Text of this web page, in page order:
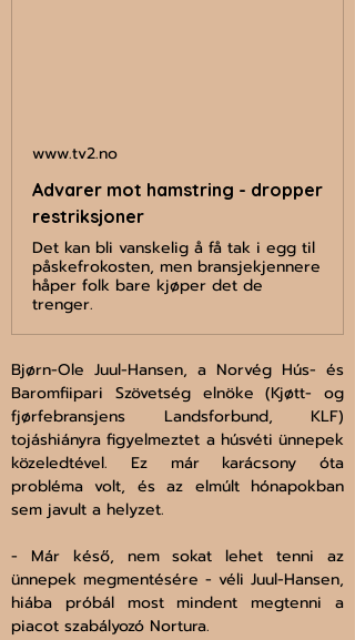
www.tv2.no
Advarer mot hamstring - dropper
restriksjoner
Det kan bli vanskelig å få tak i egg til
påskefrokosten, men bransjekjennere
håper folk bare kjøper det de
trenger.
Bjørn-Ole Juul-Hansen, a Norvég Hús- és
Baromfiipari Szövetség elnöke (Kjøtt- og
fjørfebransjens Landsforbund, KLF)
tojáshiányra figyelmeztet a húsvéti ünnepek
közeledtével. Ez már karácsony óta
probléma volt, és az elmúlt hónapokban
sem javult a helyzet.
- Már késő, nem sokat lehet tenni az
ünnepek megmentésére - véli Juul-Hansen,
hiába próbál most mindent megtenni a
piacot szabályozó Nortura.